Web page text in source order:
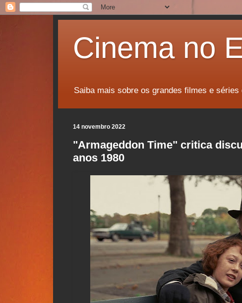
Cinema no
Saiba mais sobre os grandes filmes e
14 novembro 2022
"Armageddon Time" critica
anos 1980